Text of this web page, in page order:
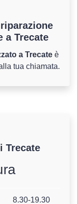
a Trecate
a Trecate è
tua chiamata.
Trecate
8.30-19.30